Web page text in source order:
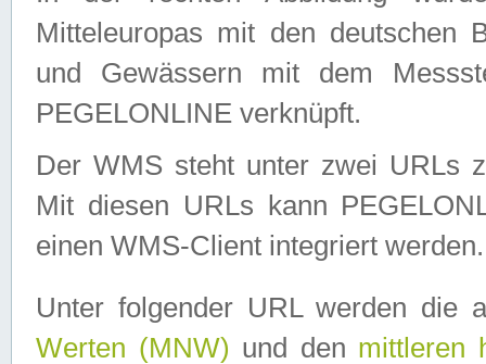
Mitteleuropas mit den deutschen
und Gewässern mit dem
PEGELONLINE verknüpft.
Der WMS steht unter zwei URLs
Mit diesen URLs kann
einen WMS-Client integriert werden.
Unter folgender URL werden die
Werten (MNW) und den mittleren